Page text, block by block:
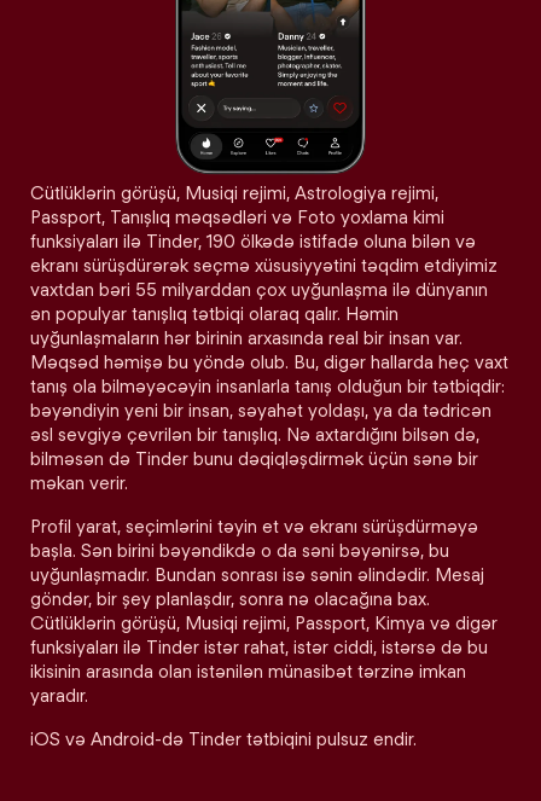
Cütlüklərin görüşü, Musiqi rejimi, Astrologiya rejimi,
Passport, Tanışlıq məqsədləri və Foto yoxlama kimi
funksiyaları ilə Tinder, 190 ölkədə istifadə oluna bilən və
ekranı sürüşdürərək seçmə xüsusiyyətini təqdim etdiyimiz
vaxtdan bəri 55 milyarddan çox uyğunlaşma ilə dünyanın
ən populyar tanışlıq tətbiqi olaraq qalır. Həmin
uyğunlaşmaların hər birinin arxasında real bir insan var.
Məqsəd həmişə bu yöndə olub. Bu, digər hallarda heç vaxt
tanış ola bilməyəcəyin insanlarla tanış olduğun bir tətbiqdir:
bəyəndiyin yeni bir insan, səyahət yoldaşı, ya da tədricən
əsl sevgiyə çevrilən bir tanışlıq. Nə axtardığını bilsən də,
bilməsən də Tinder bunu dəqiqləşdirmək üçün sənə bir
məkan verir.
Profil yarat, seçimlərini təyin et və ekranı sürüşdürməyə
başla. Sən birini bəyəndikdə o da səni bəyənirsə, bu
uyğunlaşmadır. Bundan sonrası isə sənin əlindədir. Mesaj
göndər, bir şey planlaşdır, sonra nə olacağına bax.
Cütlüklərin görüşü, Musiqi rejimi, Passport, Kimya və digər
funksiyaları ilə Tinder istər rahat, istər ciddi, istərsə də bu
ikisinin arasında olan istənilən münasibət tərzinə imkan
yaradır.
iOS və Android-də Tinder tətbiqini pulsuz endir.